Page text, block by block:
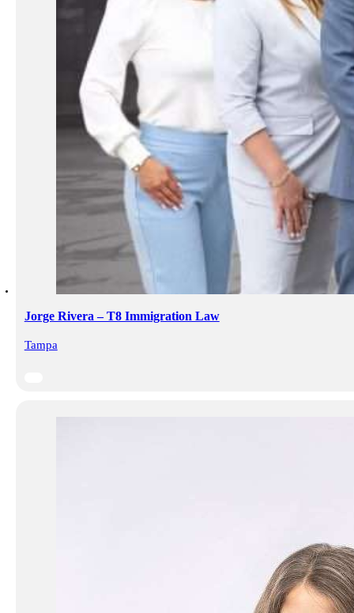
Jorge Rivera – T8 Immigration Law
Tampa